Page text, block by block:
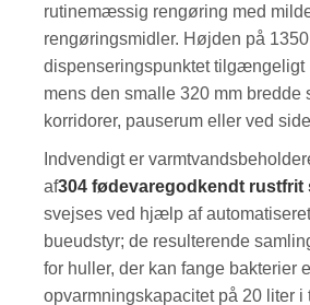
rutinemæssig rengøring med
rengøringsmidler. Højden på
dispenseringspunktet tilgængeligt
mens den smalle 320 mm bredde
korridorer, pauserum eller ved
Indvendigt er
af304 fødevaregodkendt rustfrit
svejses ved hjælp af
bueudstyr; de resulterende
for huller, der kan fange bakterier
opvarmningskapacitet på 20 liter i